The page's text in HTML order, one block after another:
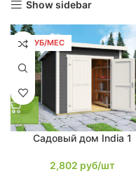
Show sidebar
53 РУБ/МЕС
Садовый дом India 1
2,802 руб/шт